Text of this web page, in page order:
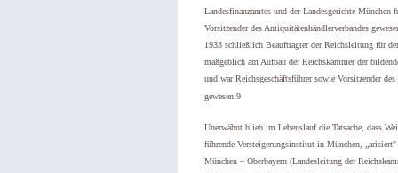
Landesfinanzamtes und der Landesgerichte
Vorsitzender des Antiquitätenhändlerverbandes
1933 schließlich Beauftragter der Reichsleitung für
maßgeblich am Aufbau der Reichskammer der
und war Reichsgeschäftsführer sowie Vorsitzender
gewesen. 9
Unerwähnt blieb im Lebenslauf die Tatsache, dass
führende Versteigerungsinstitut in München,
München – Oberbayern (Landesleitung der